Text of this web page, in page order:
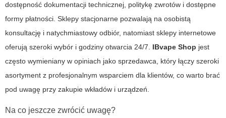
dostępność dokumentacji technicznej, politykę zwrotów i dostępne
formy płatności. Sklepy stacjonarne pozwalają na osobistą
konsultację i natychmiastowy odbiór, natomiast sklepy internetowe
oferują szeroki wybór i godziny otwarcia 24/7. IBvape Shop jest
często wymieniany w opiniach jako sprzedawca, który łączy szeroki
asortyment z profesjonalnym wsparciem dla klientów, co warto brać
pod uwagę przy zakupie wkładów i urządzeń.
Na co jeszcze zwrócić uwagę?